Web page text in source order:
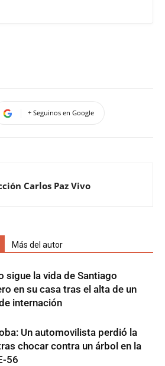
+ Seguinos en Google
Carlos Paz Vivo
Más del autor
sigue la vida de Santiago
en su casa tras el alta de un
internación
Un automovilista perdió la
chocar contra un árbol en la
56